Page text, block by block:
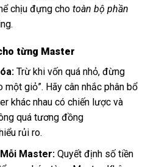
chịu đựng cho toàn bộ phần
từng Master
Trừ khi vốn quá nhỏ, đừng
một giỏ”. Hãy cân nhắc phân bổ
khác nhau có chiến lược và
quá tương đồng
rủi ro.
Master:Quyết định số tiền